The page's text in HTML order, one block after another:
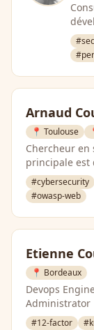
Arnaud
📍 Toulouse
Chercheur en
principale est
entreprises
des …
#cybersecurity
#owasp-web
Etienne
📍 Bordeaux
Devops
OCTO
#12-factor